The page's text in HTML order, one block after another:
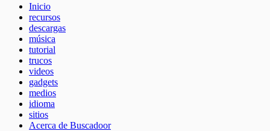
Inicio
recursos
descargas
música
tutorial
trucos
videos
gadgets
medios
idioma
sitios
Acerca de Buscadoor